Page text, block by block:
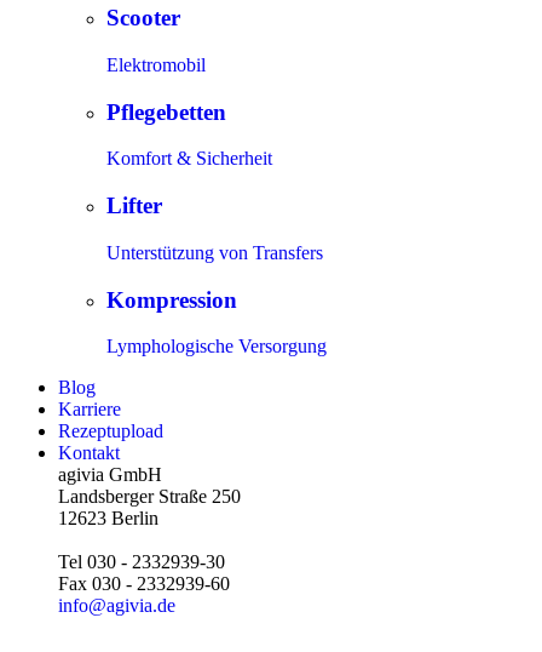
Scooter
Elektromobil
Pflegebetten
Komfort & Sicherheit
Lifter
Unterstützung von Transfers
Kompression
Lymphologische Versorgung
Blog
Karriere
Rezeptupload
Kontakt
agivia GmbH
Landsberger Straße 250
12623 Berlin
Tel 030 - 2332939-30
Fax 030 - 2332939-60
info@agivia.de